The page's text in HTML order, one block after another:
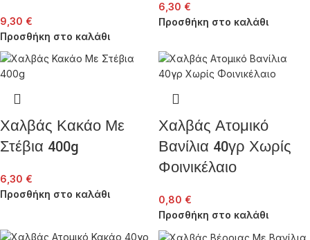
9,30 €
Προσθήκη στο καλάθι
6,30 €
Προσθήκη στο καλάθι
Χαλβάς Κακάο Με
Στέβια 400g
6,30 €
Προσθήκη στο καλάθι
Χαλβάς Ατομικό
Βανίλια 40γρ Χωρίς
Φοινικέλαιο
0,80 €
Προσθήκη στο καλάθι